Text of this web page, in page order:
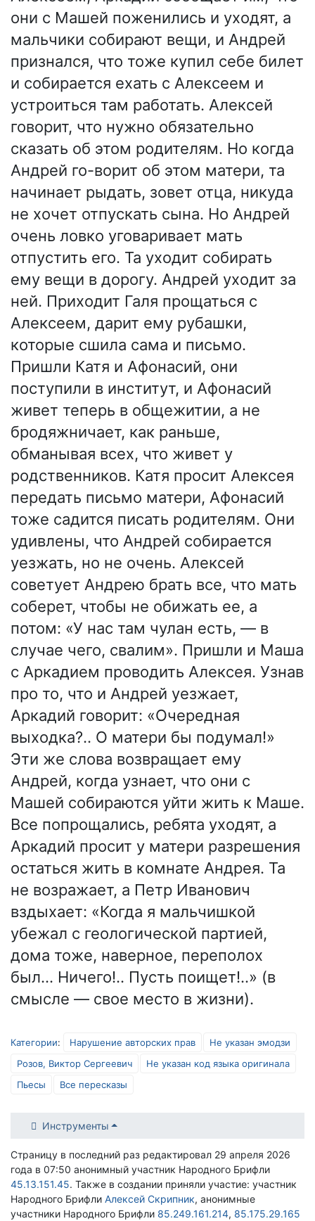
они с Машей поженились и уходят, а
мальчики собирают вещи, и Андрей
признался, что тоже купил себе билет
и собирается ехать с Алексеем и
устроиться там работать. Алексей
говорит, что нужно обязательно
сказать об этом родителям. Но когда
Андрей го-ворит об этом матери, та
начинает рыдать, зовет отца, никуда
не хочет отпускать сына. Но Андрей
очень ловко уговаривает мать
отпустить его. Та уходит собирать
ему вещи в дорогу. Андрей уходит за
ней. Приходит Галя прощаться с
Алексеем, дарит ему рубашки,
которые сшила сама и письмо.
Пришли Катя и Афонасий, они
поступили в институт, и Афонасий
живет теперь в общежитии, а не
бродяжничает, как раньше,
обманывая всех, что живет у
родственников. Катя просит Алексея
передать письмо матери, Афонасий
тоже садится писать родителям. Они
удивлены, что Андрей собирается
уезжать, но не очень. Алексей
советует Андрею брать все, что мать
соберет, чтобы не обижать ее, а
потом: «У нас там чулан есть, — в
случае чего, свалим». Пришли и Маша
с Аркадием проводить Алексея. Узнав
про то, что и Андрей уезжает,
Аркадий говорит: «Очередная
выходка?.. О матери бы подумал!»
Эти же слова возвращает ему
Андрей, когда узнает, что они с
Машей собираются уйти жить к Маше.
Все попрощались, ребята уходят, а
Аркадий просит у матери разрешения
остаться жить в комнате Андрея. Та
не возражает, а Петр Иванович
вздыхает: «Когда я мальчишкой
убежал с геологической партией,
дома тоже, наверное, переполох
был… Ничего!.. Пусть поищет!..» (в
смысле — свое место в жизни).
Категории: Нарушение авторских прав
Не указан эмодзи
Розов, Виктор Сергеевич
Не указан код языка оригинала
Пьесы
Все пересказы
Инструменты
Страницу в последний раз редактировал 29 апреля 2026
года в 07:50 анонимный участник Народного Брифли
45.13.151.45. Также в создании приняли участие: участник
Народного Брифли Алексей Скрипник, анонимные
участники Народного Брифли 85.249.161.214, 85.175.29.165